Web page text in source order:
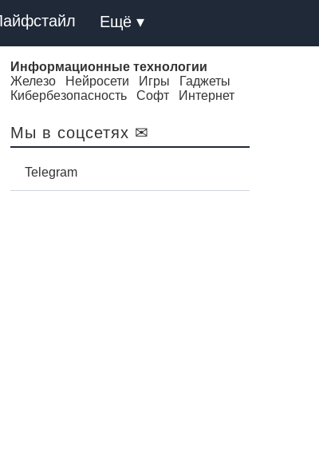
Ещё ▾
Информационные технологии
Железо
Нейросети Игры
Гаджеты
Кибербезопасность
Софт Интернет
Мы в соцсетях ✉
Telegram